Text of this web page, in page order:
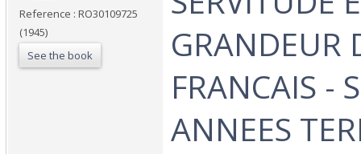
Reference : RO30109725
(1945)
See the book
GRANDEUR
FRANCAIS -
ANNEES